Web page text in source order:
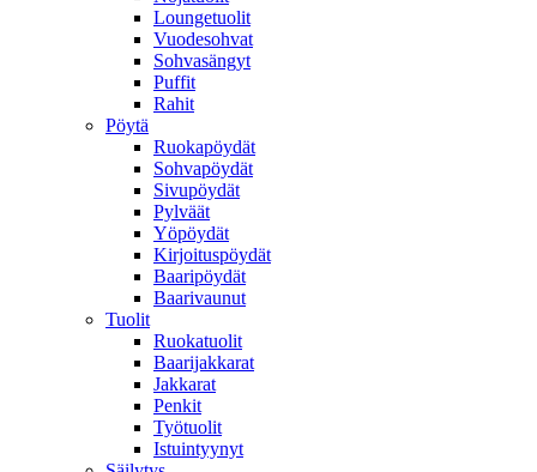
Loungetuolit
Vuodesohvat
Sohvasängyt
Puffit
Rahit
Pöytä
Ruokapöydät
Sohvapöydät
Sivupöydät
Pylväät
Yöpöydät
Kirjoituspöydät
Baaripöydät
Baarivaunut
Tuolit
Ruokatuolit
Baarijakkarat
Jakkarat
Penkit
Työtuolit
Istuintyynyt